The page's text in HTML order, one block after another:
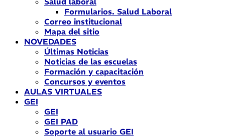
Formularios. Salud Laboral
Correo institucional
Mapa del sitio
NOVEDADES
Últimas Noticias
Noticias de las escuelas
Formación y capacitación
Concursos y eventos
AULAS VIRTUALES
GEI
GEI
GEI PAD
Soporte al usuario GEI